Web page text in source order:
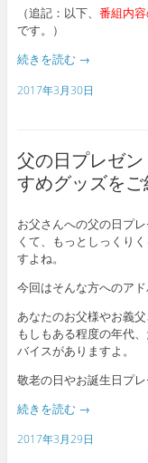
（追記：以下、 番組内
です。）
続きを読む →
2017年3月30日
父の日プレゼ
すめグッズをご
お父さんへの父の日プ
くて、もっとしっくり
すよね。
今回はそんな方へのアド
あなたのお父様やお義
もしもある程度の年代
バイスがありますよ。
敬老の日やお誕生日プ
続きを読む →
2017年3月29日